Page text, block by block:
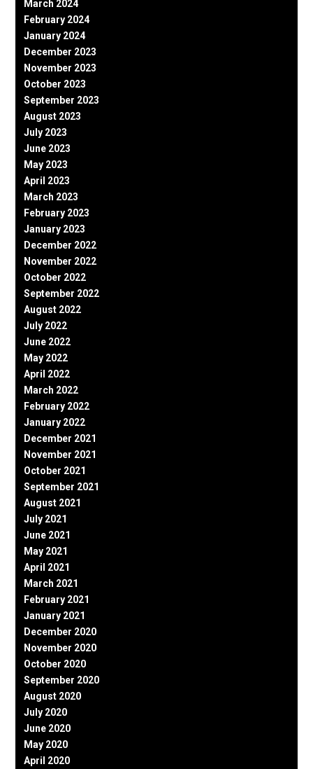
March 2024
February 2024
January 2024
December 2023
November 2023
October 2023
September 2023
August 2023
July 2023
June 2023
May 2023
April 2023
March 2023
February 2023
January 2023
December 2022
November 2022
October 2022
September 2022
August 2022
July 2022
June 2022
May 2022
April 2022
March 2022
February 2022
January 2022
December 2021
November 2021
October 2021
September 2021
August 2021
July 2021
June 2021
May 2021
April 2021
March 2021
February 2021
January 2021
December 2020
November 2020
October 2020
September 2020
August 2020
July 2020
June 2020
May 2020
April 2020